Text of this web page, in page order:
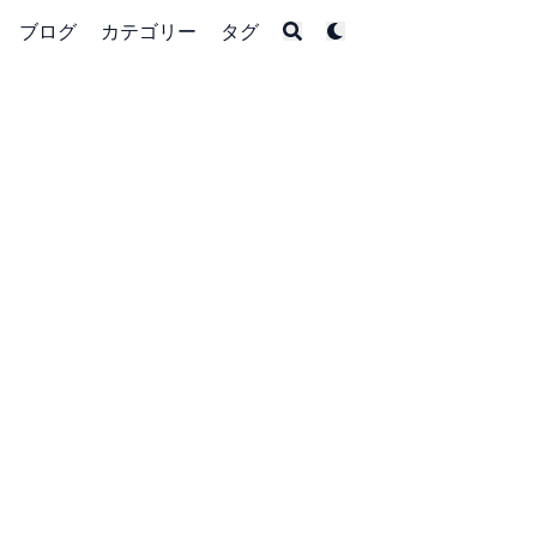
ブログ カテゴリー タグ